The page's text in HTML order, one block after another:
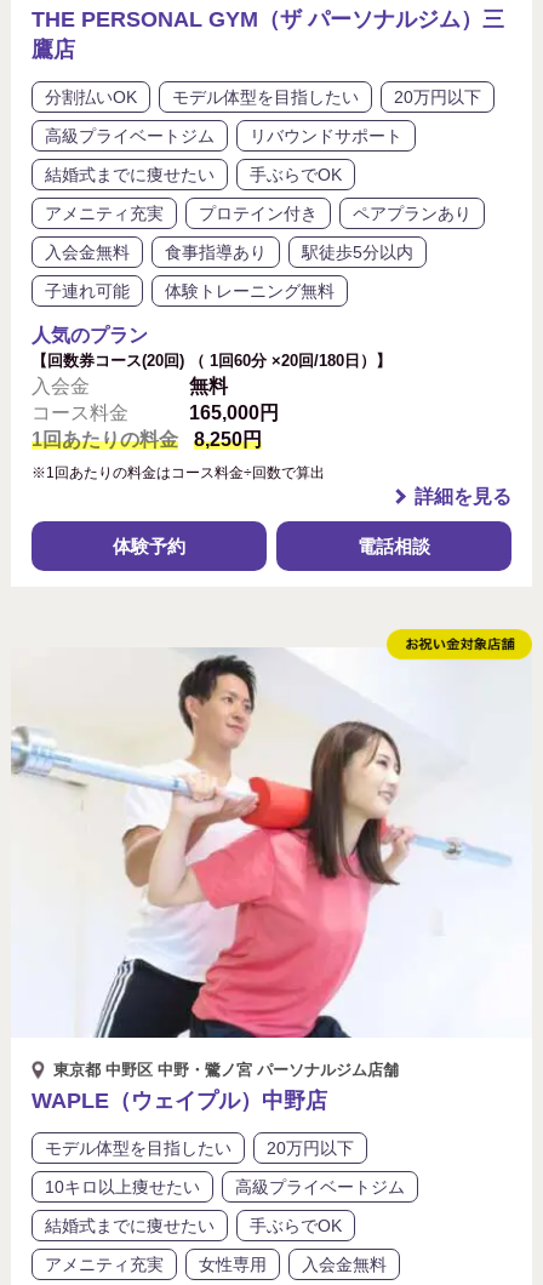
THE PERSONAL GYM（ザ パーソナルジム）三
鷹店
分割払いOK モデル体型を目指したい
20万円以下
高級プライベートジム
リバウンドサポート
結婚式までに痩せたい
手ぶらでOK
アメニティ充実
プロテイン付き
ペアプランあり
入会金無料
食事指導あり
駅徒歩5分以内
子連れ可能
体験トレーニング無料
人気のプラン
【回数券コース(20回) （ 1回60分 ×20回/180日）】
入会金
無料
コース料金
165,000円
1回あたりの料金
8,250円
※1回あたりの料金はコース料金÷回数で算出
詳細を見る
体験予約 電話相談
東京都 中野区 中野・鷺ノ宮 パーソナルジム店舗
WAPLE（ウェイプル）中野店
モデル体型を目指したい
20万円以下
10キロ以上痩せたい
高級プライベートジム
結婚式までに痩せたい
手ぶらでOK
アメニティ充実
女性専用
入会金無料